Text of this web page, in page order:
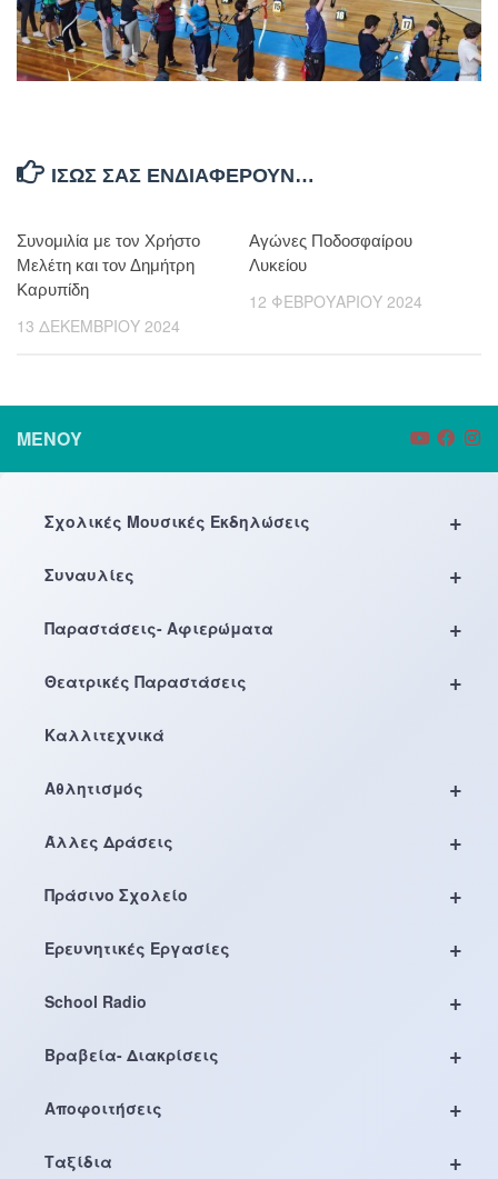
ΊΣΩΣ ΣΑΣ ΕΝΔΙΑΦΈΡΟΥΝ…
Συνομιλία με τον Χρήστο
Μελέτη και τον Δημήτρη
Καρυπίδη
13 ΔΕΚΕΜΒΡΊΟΥ 2024
Αγώνες Ποδοσφαίρου
Λυκείου
12 ΦΕΒΡΟΥΑΡΊΟΥ 2024
ΜΕΝΟΎ
+
Σχολικές Μουσικές Εκδηλώσεις
+
Συναυλίες
+
Παραστάσεις- Αφιερώματα
+
Θεατρικές Παραστάσεις
Καλλιτεχνικά
+
Αθλητισμός
+
Άλλες Δράσεις
+
Πράσινο Σχολείο
+
Ερευνητικές Εργασίες
+
School Radio
+
Βραβεία- Διακρίσεις
+
Αποφοιτήσεις
+
Ταξίδια